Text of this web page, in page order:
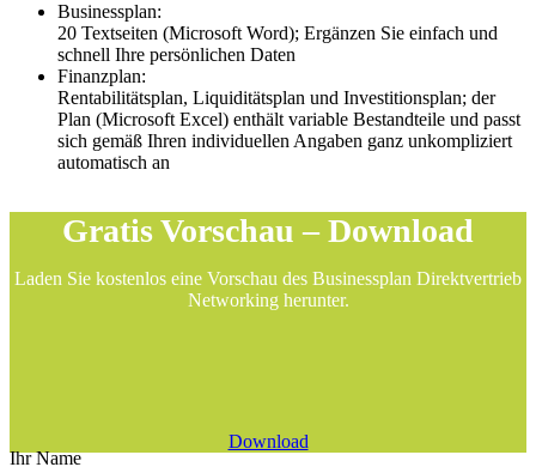
Businessplan:
20 Textseiten (Microsoft Word); Ergänzen Sie einfach und
schnell Ihre persönlichen Daten
Finanzplan:
Rentabilitätsplan, Liquiditätsplan und Investitionsplan; der
Plan (Microsoft Excel) enthält variable Bestandteile und passt
sich gemäß Ihren individuellen Angaben ganz unkompliziert
automatisch an
Gratis Vorschau – Download
Laden Sie kostenlos eine Vorschau des Businessplan Direktvertrieb
Networking herunter.
Download
Ihr Name